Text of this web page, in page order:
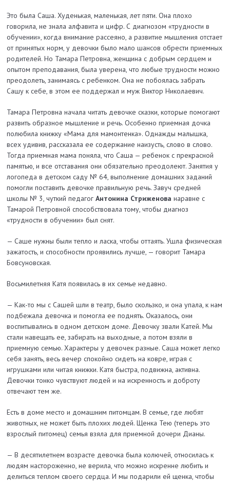
Это была Саша. Худенькая, маленькая, лет пяти. Она плохо
говорила, не знала алфавита и цифр. С диагнозом «трудности в
обучении», когда внимание рассеяно, а развитие мышления отстает
от принятых норм, у девочки было мало шансов обрес­ти приемных
родителей. Но Тамара Петровна, женщина с добрым сердцем и
опытом преподавания, была уверена, что любые трудности можно
преодолеть, занимаясь с ребенком. Она не побоялась забрать
Сашу к себе, в этом ее поддержал и муж Виктор Николаевич.
Тамара Петровна начала читать девочке сказки, которые помогают
развить образное мышление и речь. Особенно приемная дочка
полюбила книжку «Мама для мамонтенка». Однажды малышка,
всех удивив, рассказала ее содержание на­изусть, слово в слово.
Тогда приемная мама поняла, что Саша — ребенок с прекрасной
памятью, и все отставания они обязательно преодолеют. Занятия у
логопеда в детском саду № 64, выполнение домашних заданий
помогли поставить девочке правильную речь. Завуч средней
школы № 3, чуткий педагогАнтонина Стриженова наравне с
Тамарой Петровной способствовала тому, чтобы диагноз
«трудности в обучении» был снят.
— Саше нужны были тепло и ласка, чтобы оттаять. Ушла физическая
зажатость, и способности проявились лучше, — говорит Тамара
Бовсуновская.
Восьмилетняя Катя появилась в их семье недавно.
— Как-то мы с Сашей шли в театр, было скользко, и она упала, к нам
подбежала девочка и помогла ее поднять. Оказалось, они
воспитывались в одном детском доме. Девочку звали Катей. Мы
стали навещать ее, забирать на выходные, а потом взяли в
приемную семью. Характеры у девочек разные. Саша может легко
себя занять, весь вечер спокойно сидеть на ковре, играя с
игрушками или читая книжки. Катя быстра, подвижна, активна.
Девочки тонко чувствуют людей и на искренность и доброту
отвечают тем же.
Есть в доме место и домашним питомцам. В семье, где любят
животных, не может быть плохих людей. Щенка Тею (теперь это
взрос­лый питомец) семья взяла для приемной дочери Дианы.
— В десятилетнем возрасте девочка была колючей, относилась к
людям настороженно, не верила, что можно искренне любить и
делиться теплом своего сердца. И мы подарили ей щенка, чтобы